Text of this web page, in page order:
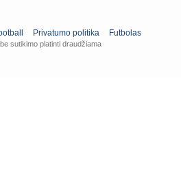
Privatumo politika Futbolas
sutikimo platinti draudžiama